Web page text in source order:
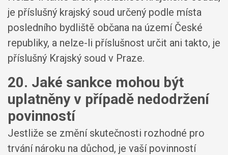
je příslušný krajský soud určený podle místa
posledního bydliště občana na území České
republiky, a nelze-li příslušnost určit ani takto, je
příslušný Krajský soud v Praze.
20. Jaké sankce mohou být
uplatněny v případě nedodržení
povinností
Jestliže se změní skutečnosti rozhodné pro
trvání nároku na důchod, je vaší povinností